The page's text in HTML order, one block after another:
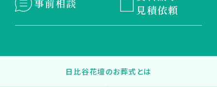
事前相談
見積依頼
日比谷花壇のお葬式とは